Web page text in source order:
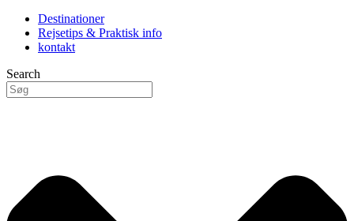
Destinationer
Rejsetips & Praktisk info
kontakt
Search